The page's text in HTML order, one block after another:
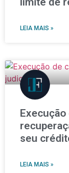
LEIA MAIS »
seu
LEIA MAIS »